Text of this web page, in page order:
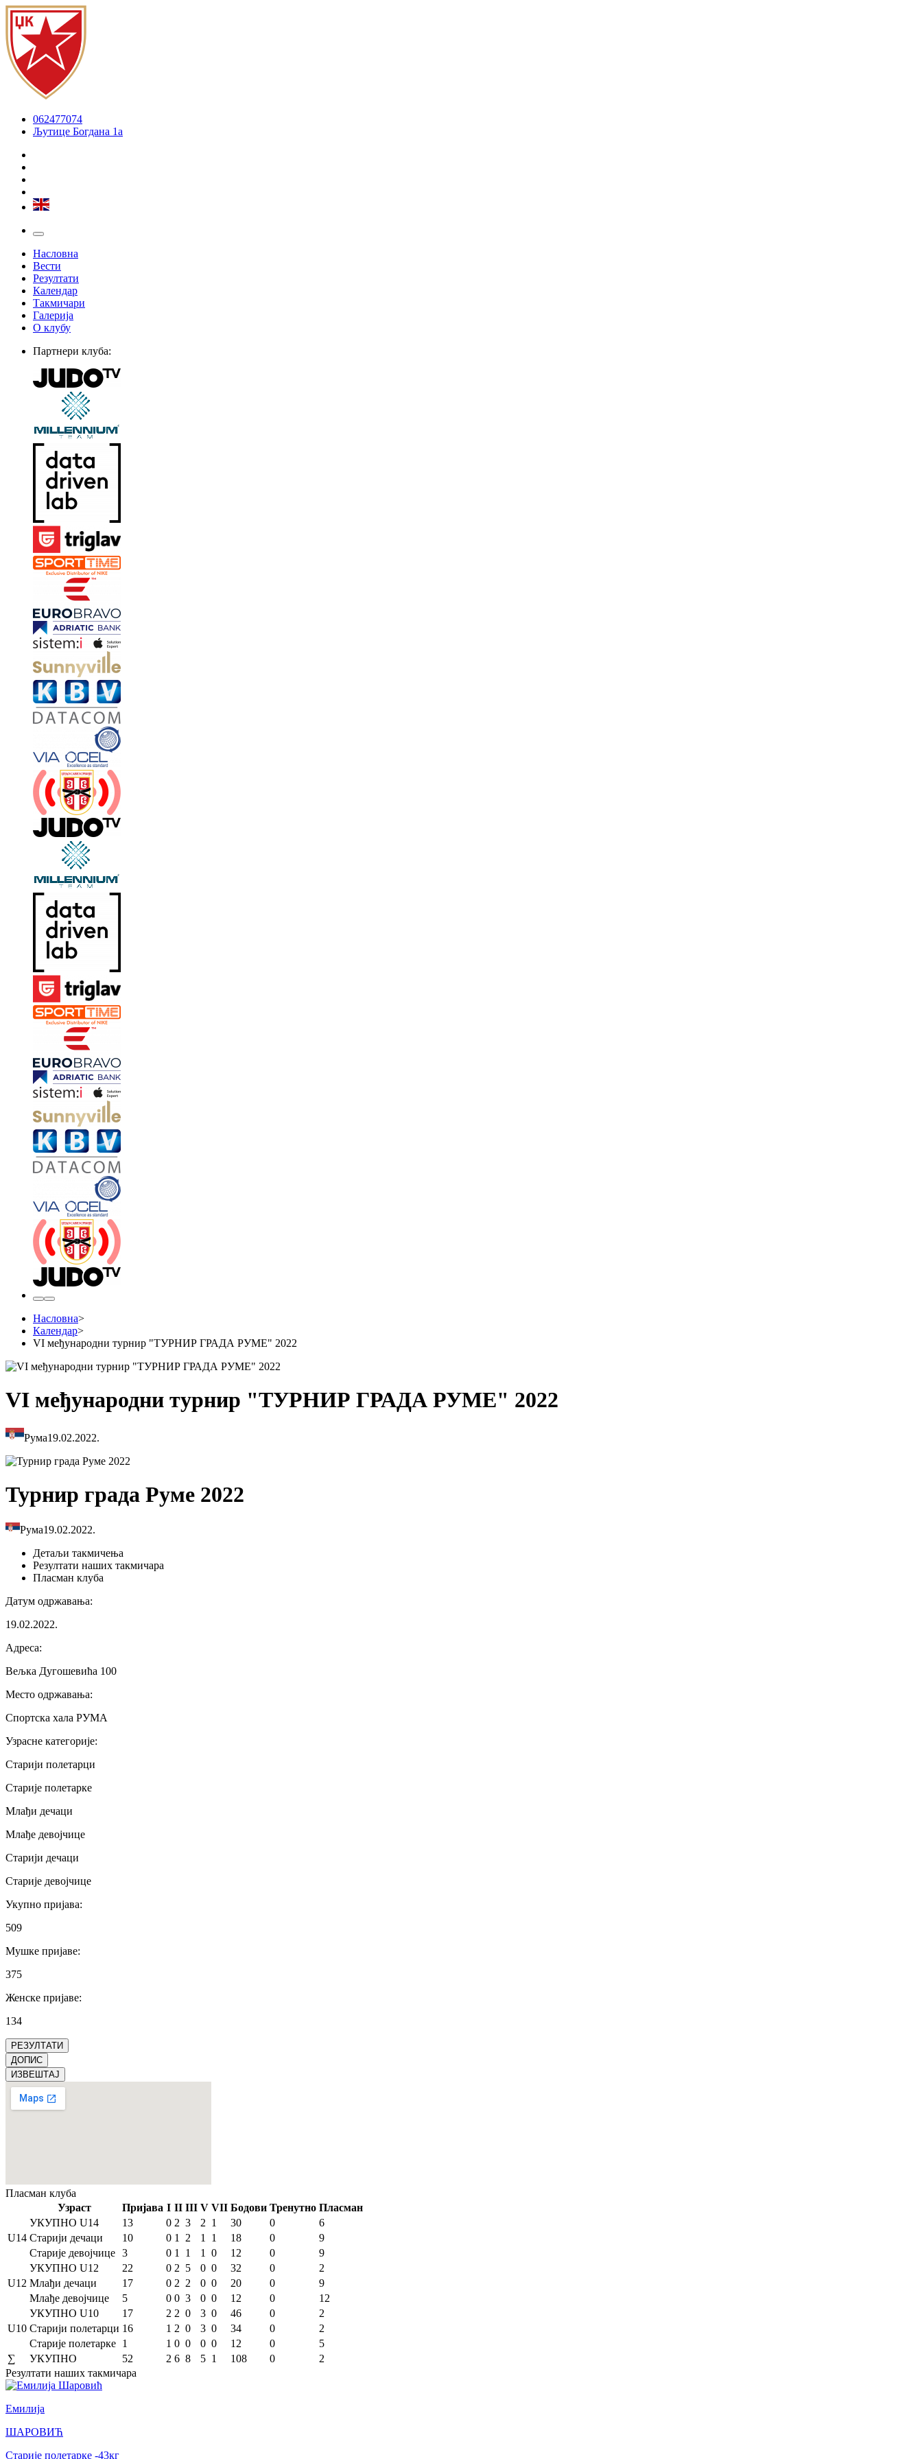
062477074
Љутице Богдана 1а
Насловна
Вести
Резултати
Календар
Такмичари
Галерија
О клубу
Партнери клуба:
Насловна>
Календар>
VI међународни турнир "ТУРНИР ГРАДА РУМЕ" 2022
VI међународни турнир "ТУРНИР ГРАДА РУМЕ" 2022
Рума19.02.2022.
Турнир града Руме 2022
Рума19.02.2022.
Детаљи такмичења
Резултати наших такмичара
Пласман клуба
Датум одржавања:
19.02.2022.
Адреса:
Вељка Дугошевића 100
Место одржавања:
Спортска хала РУМА
Узрасне категорије:
Старији полетарци
Старије полетарке
Млађи дечаци
Млађе девојчице
Старији дечаци
Старије девојчице
Укупно пријава:
509
Мушке пријаве:
375
Женске пријаве:
134
РЕЗУЛТАТИ
ДОПИС
ИЗВЕШТАЈ
Пласман клуба
Узраст
Пријава I II III V VII Бодови Тренутно Пласман
U14
УКУПНО U14 13 0 2 3 2 1 30 0
6
Старији дечаци
10 0 1 2 1 1 18 0
9
Старије девојчице 3 0 1 1 1 0 12 0 9
U12
УКУПНО U12 22 0 2 5 0 0 32 0
2
Млађи дечаци
17 0 2 2 0 0 20 0
9
Млађе девојчице
5 0 0 3 0 0 12 0 12
U10
УКУПНО U10 17 2 2 0 3 0 46 0
2
Старији полетарци 16 1 2 0 3 0 34 0
2
Старије полетарке 1 1 0 0 0 0 12 0
5
∑
УКУПНО 52 2 6 8 5 1 108 0
2
Резултати наших такмичара
Емилија
ШАРОВИЋ
Старије полетарке -43кг